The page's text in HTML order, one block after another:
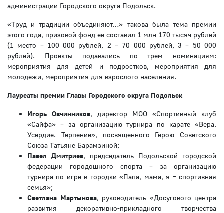
администрации Городского округа Подольск.
«Труд и традиции объединяют…» такова была тема премии
этого года, призовой фонд ее составил 1 млн 170 тысяч рублей
(1 место – 100 000 рублей, 2 – 70 000 рублей, 3 – 50 000
рублей). Проекты подавались по трем номинациям:
мероприятия для детей и подростков, мероприятия для
молодежи, мероприятия для взрослого населения.
Лауреаты премии Главы Городского округа Подольск
Игорь Овчинников, директор МОО «Спортивный клуб
«Сайфа» – за организацию турнира по карате «Вера.
Усердие. Терпение», посвященного Герою Советского
Союза Татьяне Барамзиной;
Павел Дмитриев, председатель Подольской городской
федерации городошного спорта – за организацию
турнира по игре в городки «Папа, мама, я – спортивная
семья»;
Светлана Мартынова, руководитель «Досугового центра
развития декоративно-прикладного творчества